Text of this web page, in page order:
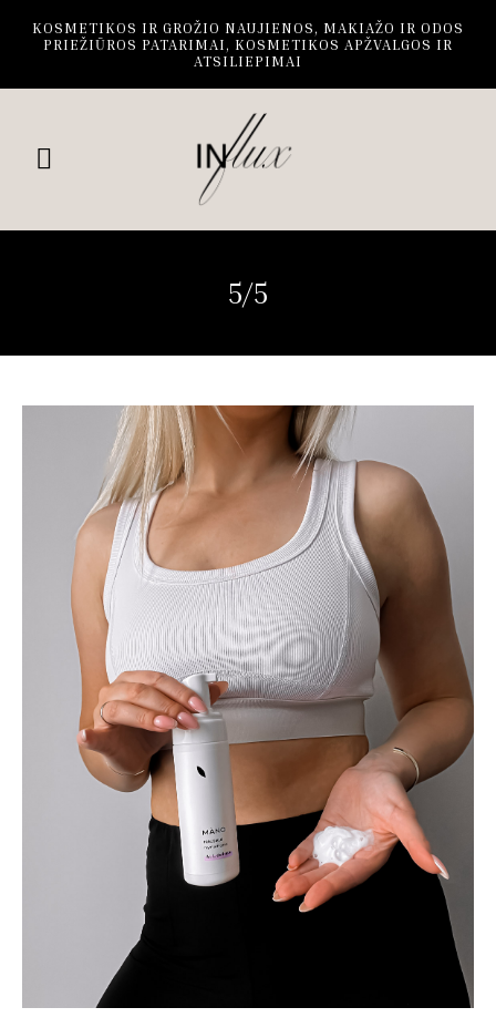
KOSMETIKOS IR GROŽIO NAUJIENOS, MAKIAŽO IR ODOS
PRIEŽIŪROS PATARIMAI, KOSMETIKOS APŽVALGOS IR
ATSILIEPIMAI
5/5